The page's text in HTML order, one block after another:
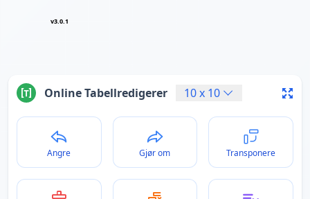
v3.0.1
Online Tabellredigerer 10x 10
Angre Gjør om Transponere